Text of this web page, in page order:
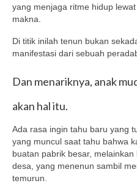
yang menjaga ritme hidup
makna.
Di titik inilah tenun bukan
manifestasi dari sebuah
Dan menariknya, anak
akan hal itu.
Ada rasa ingin tahu baru yang
yang muncul saat tahu bahwa
buatan pabrik besar,
desa, yang menenun sambil
temurun.